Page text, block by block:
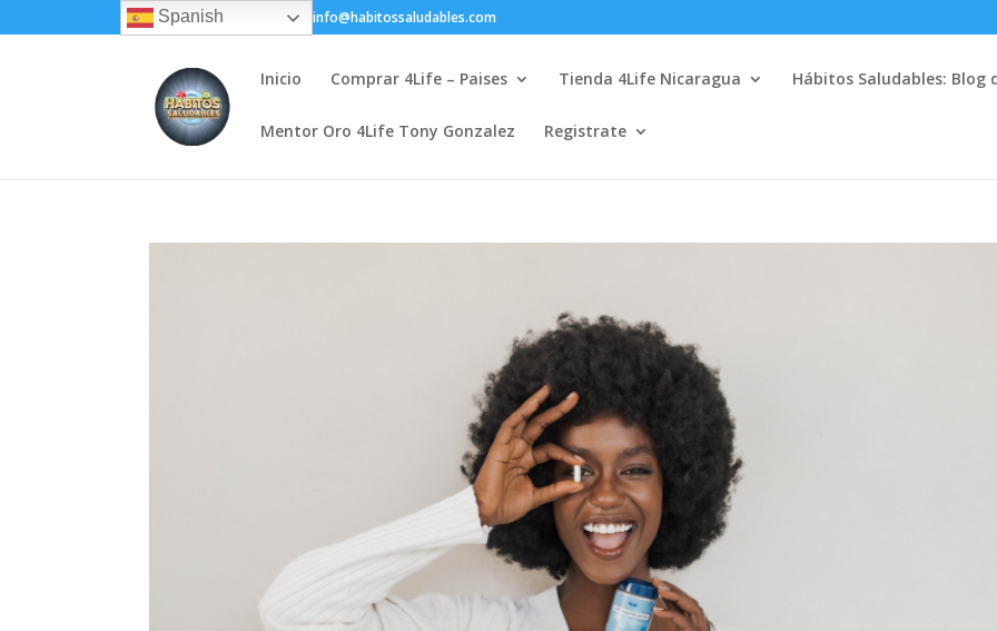
+(505) 8200-1450 info@habitossaludables.com
Inicio Comprar 4Life – Paises Tienda 4Life Nicaragua Hábitos Saludables: Blog
Mentor Oro 4Life Tony Gonzalez Registrate
Spanish